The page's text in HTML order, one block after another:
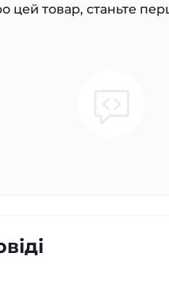
цей товар, станьте